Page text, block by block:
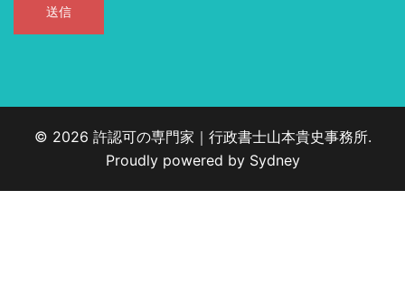
© 2026 許認可の専門家｜行政書士山本貴史事務所.
Proudly powered by Sydney